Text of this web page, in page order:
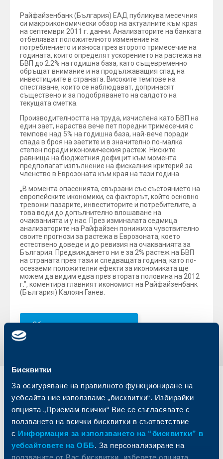
Бисквитки
За осигуряване на правилното функциониране на
уебсайта ние използваме „бисквитки“. Избирайки
опцията „Приемам всички“ Вие се съгласявате с
ползването на всички бисквитки в съответствие
с Информация за използването на “бисквитки” в
уебсайтовете на ОББ. За персонализиране на
ползваните от Вас бисквитки, изберете опцията
Райфайзенбанк (България) ЕАД публикува месечния
си макроикономически обзор на актуалните към края
на септември 2011 г. данни. Анализаторите на банката
отбелязват положителното изменение на
потреблението и износа през второто тримесечие на
годината, които определят ускорението на растежа на
БВП до 2.2% на годишна база, като същевременно
обръщат внимание и на продължаващия спад на
инвестициите в страната. Високите темпове на
спестяване, които се наблюдават, допринасят
съществено и за подобряването на салдото на
текущата сметка.
Производителността на труда, изчислена като БВП на
един зает, нараства вече пет поредни тримесечия с
темпове над 5% на годишна база, най-вече поради
спада в броя на заетите и в значително по-малка
степен поради икономическия растеж. Ниските
равнища на бюджетния дефицит към момента
предполагат изпълнение на фискалния критерий за
членство в Еврозоната към края на тази година.
„В момента опасенията, свързани със състоянието на
европейските икономики, са факторът, който основно
тревожи пазарите, инвеститорите и потребителите, а
това води до допълнително влошаване на
очакванията и у нас. През изминалата седмица
анализаторите на Райфайзен понижиха чувствително
своите прогнози за растежа в Еврозоната, което
естествено доведе и до ревизия на очакванията за
България. Предвиждането ни е за 2% растеж на БВП
на страната през тази и следващата година, като по-
осезаеми положителни ефекти за икономиката ще
можем да видим едва през втората половина на 2012
г.”, коментира главният икономист на Райфайзенбанк
(България) Калоян Ганев.
Обратно към всички новини
Индивидуални
клиенти
Карти
Сметки и плащания
Кредити
Спестявания и инвестиции
Бизнес
клиенти
Кредитиране
Управление на парични средства
Търговско финансиране
ПОС терминали